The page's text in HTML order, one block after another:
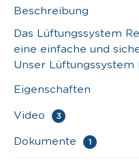
Beschreibung
Das Lüftungssystem
eine einfache und
Unser Lüftungssystem
Eigenschaften
Video
3
Dokumente 1